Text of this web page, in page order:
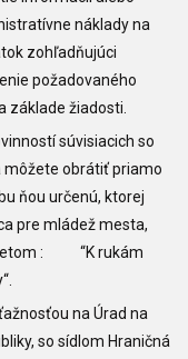
náklady na
zohľadňujúci
požadovaného
základe žiadosti.
súvisiacich so
môžete obrátiť priamo
ňou určenú, ktorej
pre mládež mesta,
: “K rukám
na Úrad na
so sídlom Hraničná